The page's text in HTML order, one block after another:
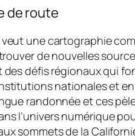
de route
une cartographie
de nouvelles
défis régionaux qui
nationales et
randonnée et ces
l’univers numérique
sommets de la